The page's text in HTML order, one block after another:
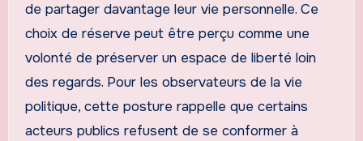
de partager davantage leur vie personnelle. Ce
choix de réserve peut être perçu comme une
volonté de préserver un espace de liberté loin
des regards. Pour les observateurs de la vie
politique, cette posture rappelle que certains
acteurs publics refusent de se conformer à